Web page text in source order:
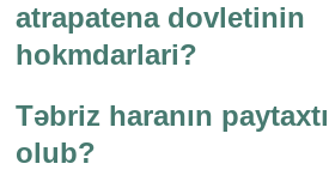
atrapatena dovletinin
hokmdarlari?
Təbriz haranın paytaxtı
olub?